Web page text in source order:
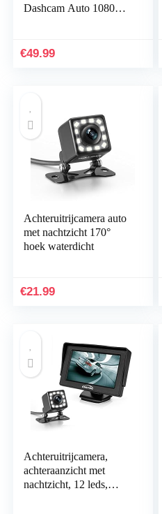
Dashcam Auto 1080P 3
Camera met
€49.99
Achteruitrijcamera auto
met nachtzicht 170°
hoek waterdicht
€21.99
Achteruitrijcamera,
achteraanzicht met
nachtzicht, 12 leds,